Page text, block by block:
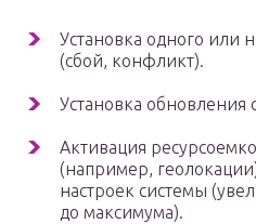
Установка одного или
(сбой, конфликт).
Установка обновления
Активация
(например,
настроек системы
до максимума).